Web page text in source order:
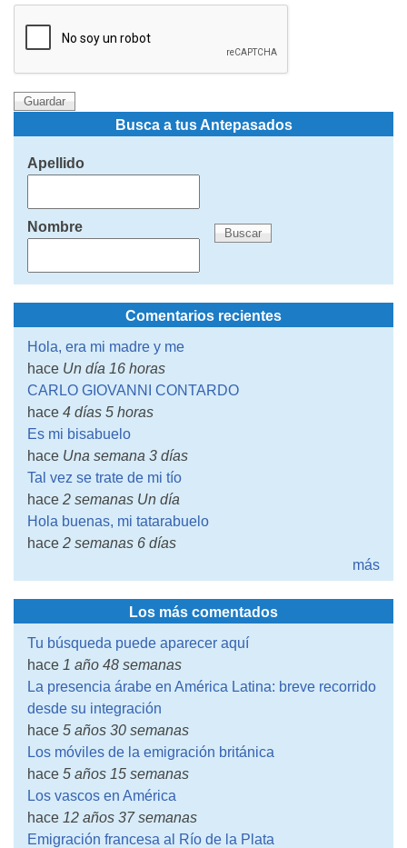
Busca a tus Antepasados
Apellido
Nombre
Comentarios recientes
Hola, era mi madre y me
hace Un día 16 horas
CARLO GIOVANNI CONTARDO
hace 4 días 5 horas
Es mi bisabuelo
hace Una semana 3 días
Tal vez se trate de mi tío
hace 2 semanas Un día
Hola buenas, mi tatarabuelo
hace 2 semanas 6 días
más
Los más comentados
Tu búsqueda puede aparecer aquí
hace 1 año 48 semanas
La presencia árabe en América Latina: breve recorrido
desde su integración
hace 5 años 30 semanas
Los móviles de la emigración británica
hace 5 años 15 semanas
Los vascos en América
hace 12 años 37 semanas
Emigración francesa al Río de la Plata